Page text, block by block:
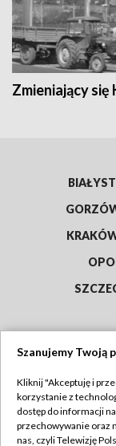
Zmieniający się
Abonament
Szanujemy Twoją
Kliknij "Akceptuję i
korzystanie z
dostęp do informacji
przechowywanie oraz
nas, czyli Telewizję